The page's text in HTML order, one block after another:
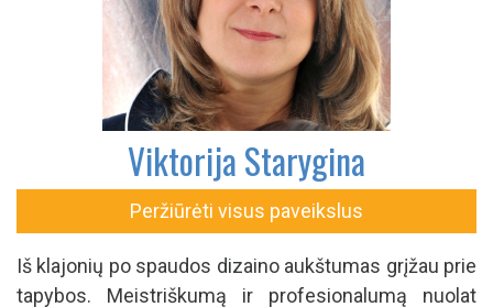
Viktorija Starygina
Peržiūrėti visus paveikslus
Iš klajonių po spaudos dizaino aukštumas grįžau prie
tapybos. Meistriškumą ir profesionalumą nuolat